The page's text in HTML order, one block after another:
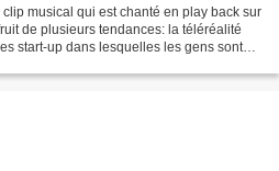
musical qui est chanté en play back sur
de plusieurs tendances: la téléréalité
start-up dans lesquelles les gens sont